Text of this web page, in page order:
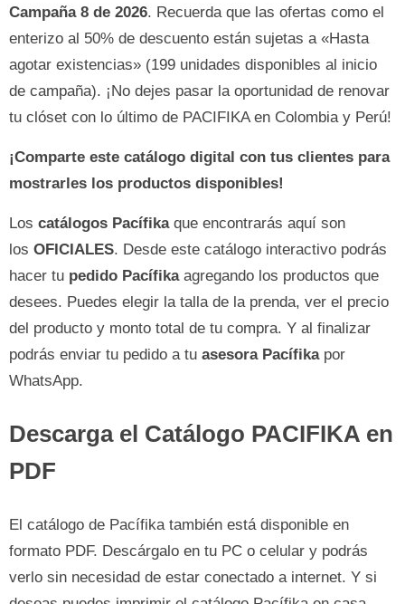
Campaña 8 de 2026. Recuerda que las ofertas como el
enterizo al 50% de descuento están sujetas a «Hasta
agotar existencias» (199 unidades disponibles al inicio
de campaña). ¡No dejes pasar la oportunidad de renovar
tu clóset con lo último de PACIFIKA en Colombia y Perú!
¡Comparte este catálogo digital con tus clientes para
mostrarles los productos disponibles!
Los catálogos Pacífika que encontrarás aquí son
los OFICIALES. Desde este catálogo interactivo podrás
hacer tu pedido Pacífika agregando los productos que
desees. Puedes elegir la talla de la prenda, ver el precio
del producto y monto total de tu compra. Y al finalizar
podrás enviar tu pedido a tu asesora Pacífika por
WhatsApp.
Descarga el Catálogo PACIFIKA en
PDF
El catálogo de Pacífika también está disponible en
formato PDF. Descárgalo en tu PC o celular y podrás
verlo sin necesidad de estar conectado a internet. Y si